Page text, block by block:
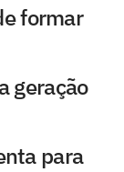
formar
geração
para